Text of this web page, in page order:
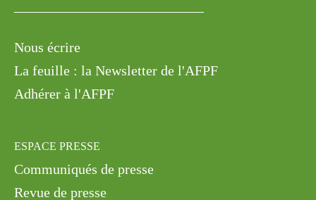
Nous écrire
La feuille : la Newsletter de l'AFPF
Adhérer à l'AFPF
ESPACE PRESSE
Communiqués de presse
Revue de presse